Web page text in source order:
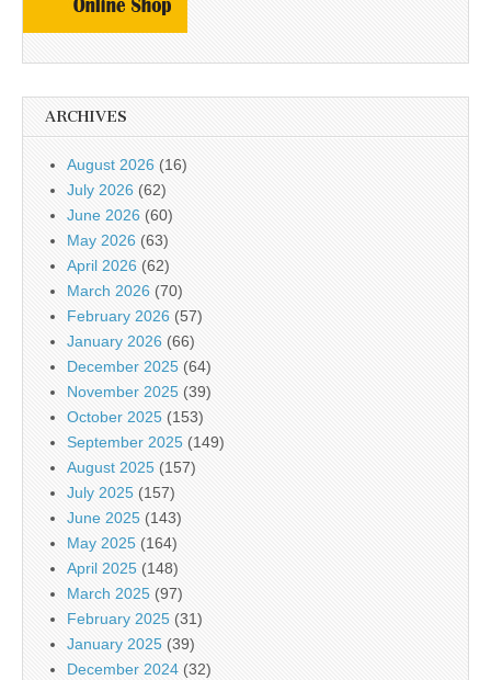
ARCHIVES
August 2026 (16)
July 2026 (62)
June 2026 (60)
May 2026 (63)
April 2026 (62)
March 2026 (70)
February 2026 (57)
January 2026 (66)
December 2025 (64)
November 2025 (39)
October 2025 (153)
September 2025 (149)
August 2025 (157)
July 2025 (157)
June 2025 (143)
May 2025 (164)
April 2025 (148)
March 2025 (97)
February 2025 (31)
January 2025 (39)
December 2024 (32)